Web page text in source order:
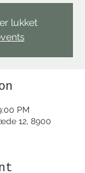
lukket
PM
12, 8900